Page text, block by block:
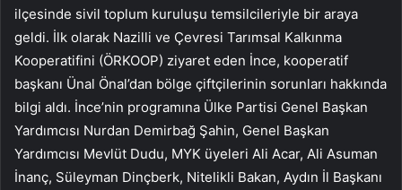
ilçesinde sivil toplum kuruluşu temsilcileriyle bir araya
geldi. İlk olarak Nazilli ve Çevresi Tarımsal Kalkınma
Kooperatifini (ÖRKOOP) ziyaret eden İnce, kooperatif
başkanı Ünal Önal’dan bölge çiftçilerinin sorunları hakkında
bilgi aldı. İnce’nin programına Ülke Partisi Genel Başkan
Yardımcısı Nurdan Demirbağ Şahin, Genel Başkan
Yardımcısı Mevlüt Dudu, MYK üyeleri Ali Acar, Ali Asuman
İnanç, Süleyman Dinçberk, Nitelikli Bakan, Aydın İl Başkanı